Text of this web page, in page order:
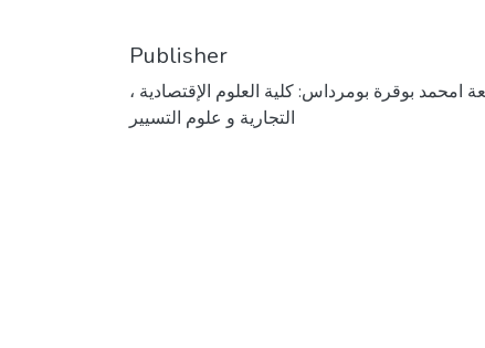
Publisher
امحمد بوقرة بومرداس: كلية العلوم الإقتصادية ،
التجارية و علوم التسيير